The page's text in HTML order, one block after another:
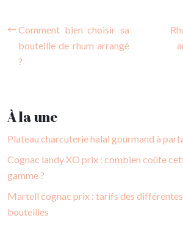
Comment bien choisir sa
bouteille de rhum arrangé
?
À la une
Plateau charcuterie halal gourmand à
Cognac landy XO prix : combien coûte
gamme ?
Martell cognac prix : tarifs des
bouteilles